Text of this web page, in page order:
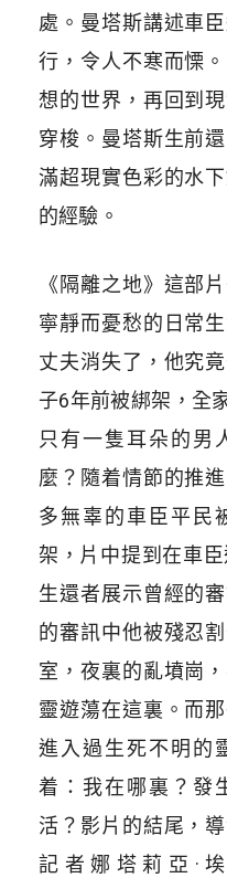
處。曼塔斯講述車
行，令人不寒而慄
想的世界，再回到
穿梭。曼塔斯生前
滿超現實色彩的水
的經驗。
《隔離之地》這部
寧靜而憂愁的日常
丈夫消失了，他究
子6年前被綁架，全
只有一隻耳朵的男
麼？隨着情節的推
多無辜的車臣平民
架，片中提到在車
生還者展示曾經的
的審訊中他被殘忍
室，夜裏的亂墳崗
靈遊蕩在這裏。而
進入過生死不明的
着：我在哪裏？發
活？影片的結尾，
記者娜塔莉亞·